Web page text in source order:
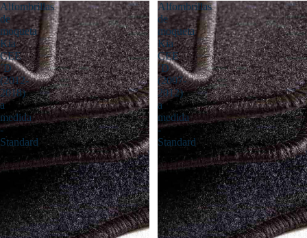
Alfombrillas
de
moqueta
Kia
CEE
´D
(2012-
2018)
a
medida
-
Standard
Alfombrillas
de
moqueta
Kia
CEE
´D
(2007-
2012)
a
medida
-
Standard